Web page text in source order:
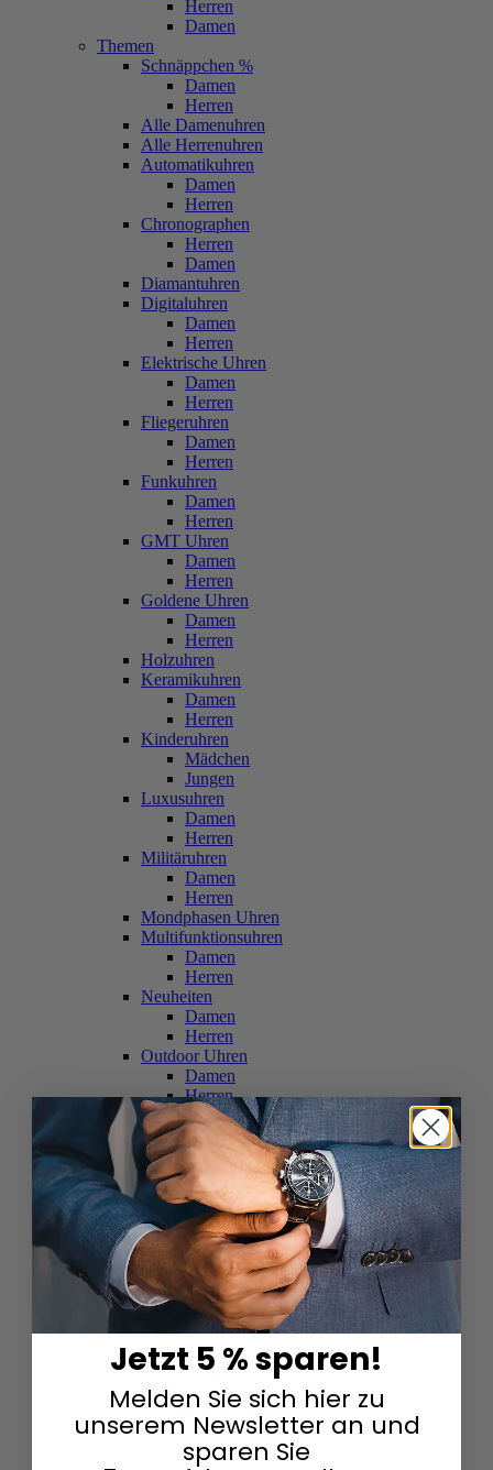
Herren
Damen
Themen
Schnäppchen %
Damen
Herren
Alle Damenuhren
Alle Herrenuhren
Automatikuhren
Damen
Herren
Chronographen
Herren
Damen
Diamantuhren
Digitaluhren
Damen
Herren
Elektrische Uhren
Damen
Herren
Fliegeruhren
Damen
Herren
Funkuhren
Damen
Herren
GMT Uhren
Damen
Herren
Goldene Uhren
Damen
Herren
Holzuhren
Keramikuhren
Damen
Herren
Kinderuhren
Mädchen
Jungen
Luxusuhren
Damen
Herren
Militäruhren
Damen
Herren
Mondphasen Uhren
Multifunktionsuhren
Damen
Herren
Neuheiten
Damen
Herren
Outdoor Uhren
Damen
Herren
Schweizer Uhren
Damen
Herren
Skelettuhren
Damen
Herren
Smartwatches
Damen
Herren
Solaruhren
Herren
Damen
Sportuhren
Damen
Herren
Swarovski & Edelsteine
Damen
Herren
Jetzt 5 % sparen!
Melden Sie sich hier zu
unserem Newsletter an und
sparen Sie